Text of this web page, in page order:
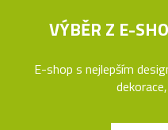
VÝBĚR Z E-
E-shop s nejlepším